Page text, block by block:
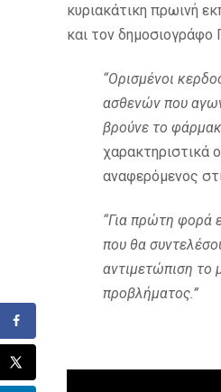
κυριακάτικη πρωινή
και τον δημοσιογράφο
“Ορισμένοι
ασθενών που
βρούνε το
χαρακτηριστικά
αναφερόμενος
“Για πρώτη φορά
που θα
αντιμετώπιση το
προβλήματος.”